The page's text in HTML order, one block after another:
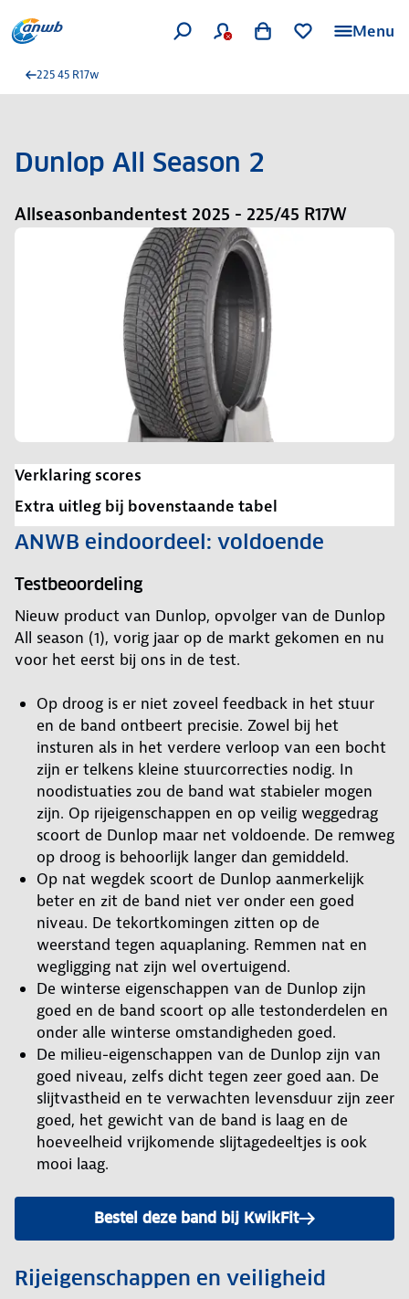
Menu
225 45 R17w
Dunlop All Season 2
Allseasonbandentest 2025 - 225/45 R17W
Verklaring scores
Extra uitleg bij bovenstaande tabel
ANWB eindoordeel: voldoende
Testbeoordeling
Nieuw product van Dunlop, opvolger van de Dunlop
All season (1), vorig jaar op de markt gekomen en nu
voor het eerst bij ons in de test.
Op droog is er niet zoveel feedback in het stuur
en de band ontbeert precisie. Zowel bij het
insturen als in het verdere verloop van een bocht
zijn er telkens kleine stuurcorrecties nodig. In
noodistuaties zou de band wat stabieler mogen
zijn. Op rijeigenschappen en op veilig weggedrag
scoort de Dunlop maar net voldoende. De remweg
op droog is behoorlijk langer dan gemiddeld.
Op nat wegdek scoort de Dunlop aanmerkelijk
beter en zit de band niet ver onder een goed
niveau. De tekortkomingen zitten op de
weerstand tegen aquaplaning. Remmen nat en
wegligging nat zijn wel overtuigend.
De winterse eigenschappen van de Dunlop zijn
goed en de band scoort op alle testonderdelen en
onder alle winterse omstandigheden goed.
De milieu-eigenschappen van de Dunlop zijn van
goed niveau, zelfs dicht tegen zeer goed aan. De
slijtvastheid en te verwachten levensduur zijn zeer
goed, het gewicht van de band is laag en de
hoeveelheid vrijkomende slijtagedeeltjes is ook
mooi laag.
Bestel deze band bij KwikFit
Rijeigenschappen en veiligheid